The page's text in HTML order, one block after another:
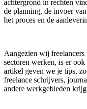
achtergrond in rechten
de planning, de invoer
het proces en de
Aangezien wij freelancers
sectoren werken, is er
artikel geven we je tips,
freelance schrijvers,
andere werkgebieden